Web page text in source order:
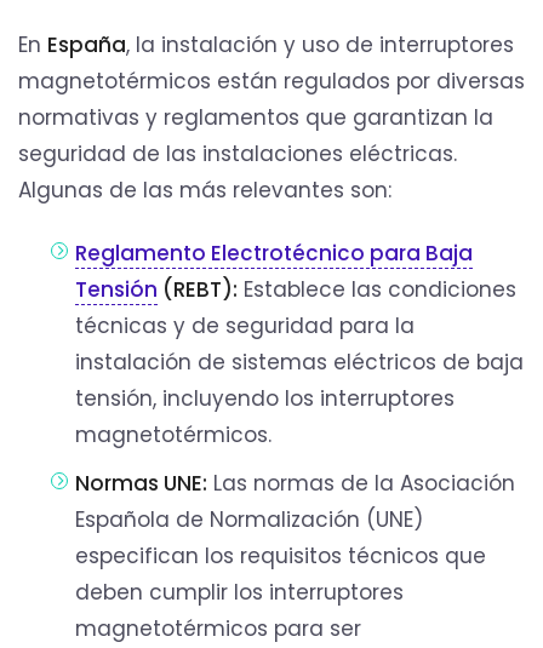
En España, la instalación y uso de interruptores
magnetotérmicos están regulados por diversas
normativas y reglamentos que garantizan la
seguridad de las instalaciones eléctricas.
Algunas de las más relevantes son:
Reglamento Electrotécnico para Baja
Tensión (REBT): Establece las condiciones
técnicas y de seguridad para la
instalación de sistemas eléctricos de baja
tensión, incluyendo los interruptores
magnetotérmicos.
Normas UNE: Las normas de la Asociación
Española de Normalización (UNE)
especifican los requisitos técnicos que
deben cumplir los interruptores
magnetotérmicos para ser